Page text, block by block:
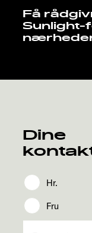
Find
Service
Få
Sunlight-
Dine
Hr.
Fru